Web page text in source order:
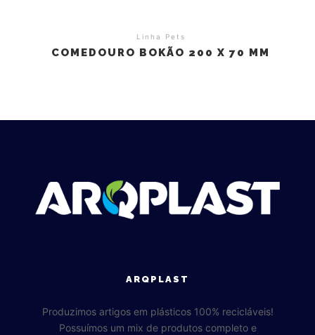
Linha Pets
COMEDOURO BOKÃO 200 X 70 MM
ARQPLAST
Produzimos artigos em plásticos 100% recicláveis!
Possuímos um mix de produtos completo e